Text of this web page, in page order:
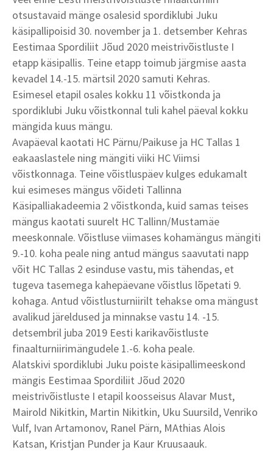
otsustavaid mänge osalesid spordiklubi Juku
käsipallipoisid 30. november ja 1. detsember Kehras
Eestimaa Spordiliit Jõud 2020 meistrivõistluste I
etapp käsipallis. Teine etapp toimub järgmise aasta
kevadel 14.-15. märtsil 2020 samuti Kehras.
Esimesel etapil osales kokku 11 võistkonda ja
spordiklubi Juku võistkonnal tuli kahel päeval kokku
mängida kuus mängu.
Avapäeval kaotati HC Pärnu/Paikuse ja HC Tallas 1
eakaaslastele ning mängiti viiki HC Viimsi
võistkonnaga. Teine võistluspäev kulges edukamalt
kui esimeses mängus võideti Tallinna
Käsipalliakadeemia 2 võistkonda, kuid samas teises
mängus kaotati suurelt HC Tallinn/Mustamäe
meeskonnale. Võistluse viimases kohamängus mängiti
9.-10. koha peale ning antud mängus saavutati napp
võit HC Tallas 2 esinduse vastu, mis tähendas, et
tugeva tasemega kahepäevane võistlus lõpetati 9.
kohaga. Antud võistlusturniirilt tehakse oma mängust
avalikud järeldused ja minnakse vastu 14. -15.
detsembril juba 2019 Eesti karikavõistluste
finaalturniirimängudele 1.-6. koha peale.
Alatskivi spordiklubi Juku poiste käsipallimeeskond
mängis Eestimaa Spordiliit Jõud 2020
meistrivõistluste I etapil koosseisus Alavar Must,
Mairold Nikitkin, Martin Nikitkin, Uku Suursild, Venriko
Vulf, Ivan Artamonov, Ranel Pärn, MAthias Alois
Katsan, Kristjan Punder ja Kaur Kruusaauk.